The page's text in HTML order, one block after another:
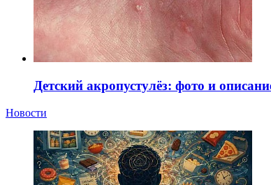
Детский акропустулёз: фото и
Новости